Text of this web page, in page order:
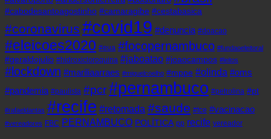
#cabodesantoagostinho #camaragibe #cestabasica
#coronavirus #covid19 #denuncia #doacao
#eleicoes2020 #eua #focopernambuco #fundaoeleitoral
#geraldojulio #hidroxicloroquina #jaboatao #joaocampos #leitos
#lockdown #mariliaarraes #miguelcoelho #mppe #olinda #oms
#pandemia #paulista #pcr#pernambuco #petrolina #pt
#rafaeldantas #recife #retomada #saude #tce #vacinacao
#vereadores FBC PERNAMBUCO POLÍTICA pp recife vereador